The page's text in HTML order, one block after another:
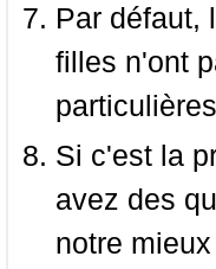
Par défaut,
filles n'ont
Si c'est la
avez des
notre